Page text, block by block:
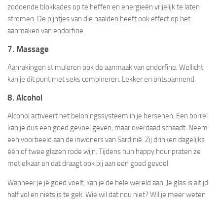
zodoende blokkades op te heffen en energieën vrijelijk te laten
stromen. De pijntjes van die naalden heeft ook effect op het
aanmaken van endorfine.
7. Massage
Aanrakingen stimuleren ook de aanmaak van endorfine. Wellicht
kan je dit punt met seks combineren. Lekker en ontspannend.
8. Alcohol
Alcohol activeert het beloningssysteem in je hersenen. Een borrel
kan je dus een goed gevoel geven, maar overdaad schaadt. Neem
een voorbeeld aan de inwoners van Sardinië. Zij drinken dagelijks
één of twee glazen rode wijn. Tijdens hun happy hour praten ze
met elkaar en dat draagt ook bij aan een goed gevoel.
Wanneer je je goed voelt, kan je de hele wereld aan. Je glas is altijd
half vol en niets is te gek. Wie wil dat nou niet? Wil je meer weten